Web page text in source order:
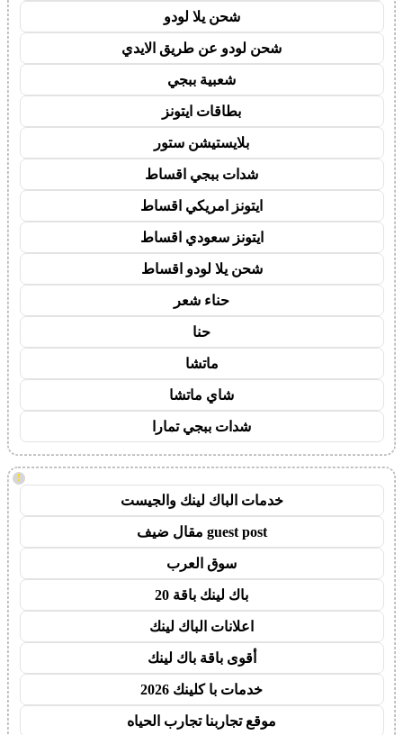
شحن يلا لودو
شحن لودو عن طريق الايدي
شعبية ببجي
بطاقات ايتونز
بلايستيشن ستور
شدات ببجي اقساط
ايتونز امريكي اقساط
ايتونز سعودي اقساط
شحن يلا لودو اقساط
حناء شعر
حنا
ماتشا
شاي ماتشا
شدات ببجي تمارا
!
خدمات الباك لينك والجيست
guest post مقال ضيف
سوق العرب
باك لينك باقة 20
اعلانات الباك لينك
أقوى باقة باك لينك
خدمات با كلينك 2026
موقع تجاربنا تجارب الحياه